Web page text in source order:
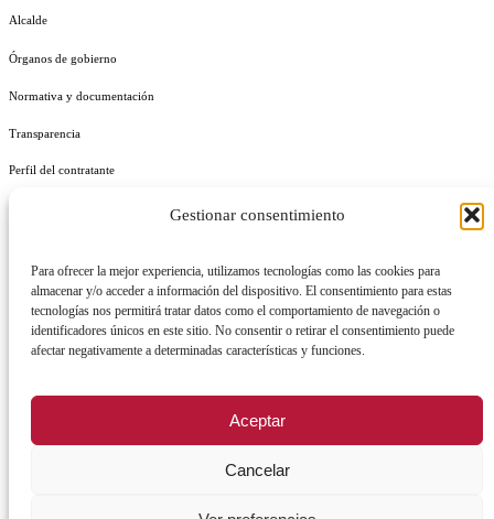
Gestionar consentimiento
Para ofrecer la mejor experiencia, utilizamos tecnologías como las cookies para
almacenar y/o acceder a información del dispositivo. El consentimiento para estas
tecnologías nos permitirá tratar datos como el comportamiento de navegación o
identificadores únicos en este sitio. No consentir o retirar el consentimiento puede
afectar negativamente a determinadas características y funciones.
Aceptar
Cancelar
Alcalde
Órganos de gobierno
Normativa y documentación
Transparencia
Perfil del contratante
REGISTRO DE ACTIVIDADES DE TRATAMIENTO